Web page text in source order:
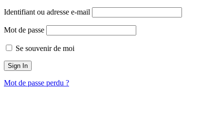
Identifiant ou adresse e-mail
Mot de passe
Se souvenir de moi
Mot de passe perdu ?